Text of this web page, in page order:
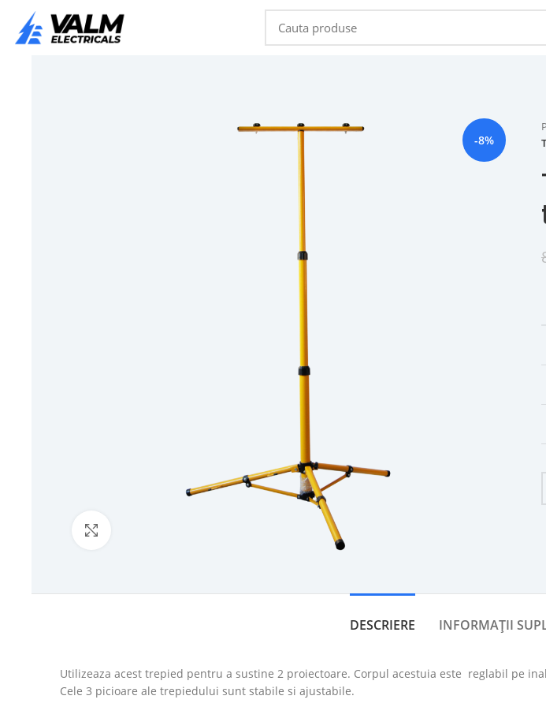
-8%
DESCRIERE INFORMAȚII
Utilizeaza acest trepied pentru a sustine 2 proiectoare. Corpul acestuia este reglabil pe
Cele 3 picioare ale trepiedului sunt stabile si ajustabile.